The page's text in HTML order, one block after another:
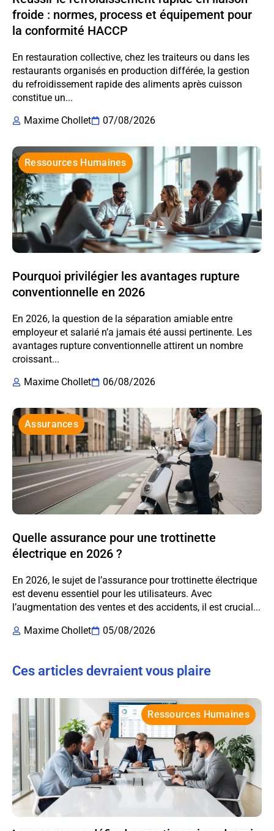
froide : normes, process et équipement pour
la conformité HACCP
En restauration collective, chez les traiteurs ou dans les
restaurants organisés en production différée, la gestion
du refroidissement rapide des aliments après cuisson
constitue un...
Maxime Chollet
07/08/2026
Ressources Humaines
Pourquoi privilégier les avantages rupture
conventionnelle en 2026
En 2026, la question de la séparation amiable entre
employeur et salarié n’a jamais été aussi pertinente. Les
avantages rupture conventionnelle attirent un nombre
croissant...
Maxime Chollet
06/08/2026
Assurances
Quelle assurance pour une trottinette
électrique en 2026 ?
En 2026, le sujet de l’assurance pour trottinette électrique
est devenu essentiel pour les utilisateurs. Avec
l’augmentation des ventes et des accidents, il est crucial...
Maxime Chollet
05/08/2026
Ces articles devraient vous plaire
Ressources Humaines